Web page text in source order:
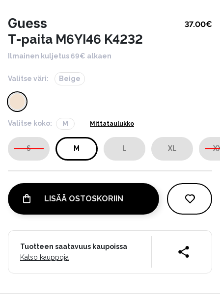
Guess 37.00€
T-paita M6YI46 K4232
Ilmainen kuljetus 69€ alkaen
Valitse väri: Beige
Valitse koko: M Mittataulukko
S M L XL
LISÄÄ OSTOSKORIIN
Tuotteen saatavuus kaupoissa
Katso kauppoja